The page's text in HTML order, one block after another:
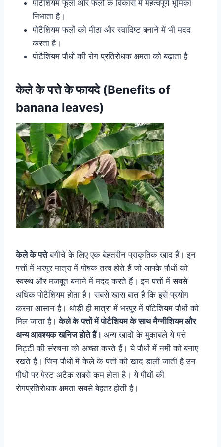
पोटैशियम फूलों और फलों के विकास में महत्वपूर्ण भूमिका
निभाता है।
पोटैशियम फलों को मीठा और स्वादिष्ट बनाने में भी मदद
करता है।
पोटैशियम पौधों की रोग प्रतिरोधक क्षमता को बढ़ाता है
केले के पत्ते के फायदे (Benefits of
banana leaves)
केले के पत्तेबगीचे के लिए एक बेहतरीन प्राकृतिक खाद हैं। इन
पत्तों में भरपूर मात्रा में पोषक तत्व होते हैं जो आपके पौधों को
स्वस्थ और मजबूत बनाने में मदद करते हैं। इन पत्तों में सबसे
अधिक पोटैशियम होता है। सबसे खास बात है कि इसे प्रयोग
करना आसान है। थोड़ी ही मात्रा में भरपूर में पॉटेशियम पौधों को
मिल जाता है। केले के पत्तों में पोटैशियम के साथ मैग्नीशियम और
अन्य आवश्यक खनिज होते हैं। अन्य खादों के मुकाबले ये पत्ते
मिट्टी की संरचना को अच्छा करते हैं। ये पौधों में नमी को बनाए
रखते हैं। जिन पौधों में केले के पत्तों की खाद डाली जाती है उन
पौधों पर पेस्ट अटैक सबसे कम होता है। ये पौधों की
रोगप्रतिरोधक क्षमता सबसे बेहतर होती है।